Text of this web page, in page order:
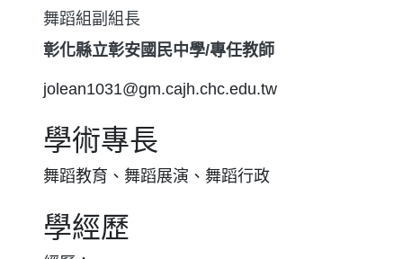
舞蹈組副組長
彰化縣立彰安國民中學/專任教師
jolean1031@gm.cajh.chc.edu.tw
學術專長
舞蹈教育、舞蹈展演、舞蹈行政
學經歷